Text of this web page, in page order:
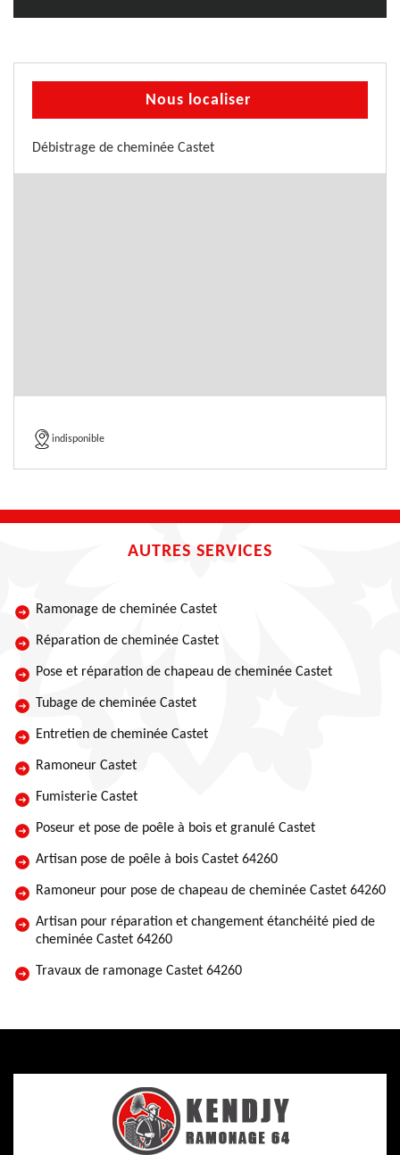
Nous localiser
Débistrage de cheminée Castet
indisponible
AUTRES SERVICES
Ramonage de cheminée Castet
Réparation de cheminée Castet
Pose et réparation de chapeau de cheminée Castet
Tubage de cheminée Castet
Entretien de cheminée Castet
Ramoneur Castet
Fumisterie Castet
Poseur et pose de poêle à bois et granulé Castet
Artisan pose de poêle à bois Castet 64260
Ramoneur pour pose de chapeau de cheminée Castet 64260
Artisan pour réparation et changement étanchéité pied de
cheminée Castet 64260
Travaux de ramonage Castet 64260